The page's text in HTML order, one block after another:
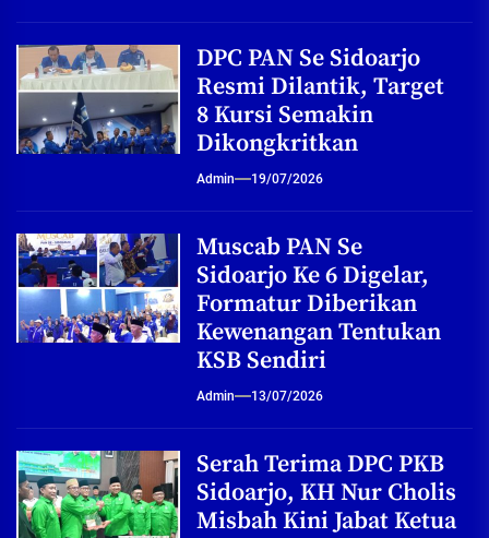
DPC PAN Se Sidoarjo
Resmi Dilantik, Target
8 Kursi Semakin
Dikongkritkan
Admin 19/07/2026
Muscab PAN Se
Sidoarjo Ke 6 Digelar,
Formatur Diberikan
Kewenangan Tentukan
KSB Sendiri
Admin 13/07/2026
Serah Terima DPC PKB
Sidoarjo, KH Nur Cholis
Misbah Kini Jabat Ketua